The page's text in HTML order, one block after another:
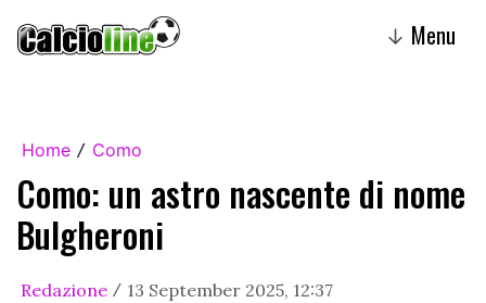
↓ Menu
Home / Como
Como: un astro nascente di nome
Bulgheroni
Redazione / 13 September 2025, 12:37